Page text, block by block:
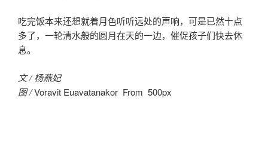
吃完饭本来还想就着月色听听远处的声响，可是已然十点
多了，一轮清水般的圆月在天的一边，催促孩子们快去休
息。
文 / 杨燕妃
图 /Voravit Euavatanakor From 500px